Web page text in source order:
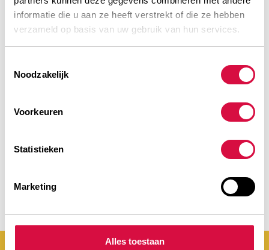
informatie die u aan ze heeft verstrekt of die ze hebben
verzameld op basis van uw gebruik van hun services.
Noodzakelijk
Voorkeuren
Statistieken
Marketing
Alles toestaan
UNE LARGE GAMME
PERFORMANTS DANS TOUS LES
ENVIRONNEMENTS